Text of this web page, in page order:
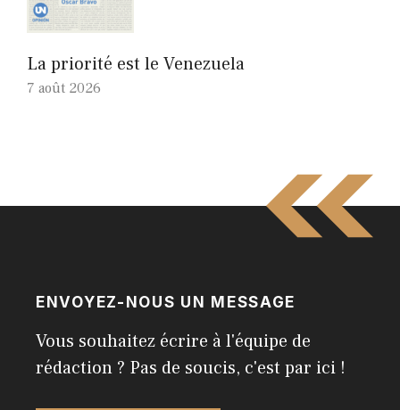
La priorité est le Venezuela
7 août 2026
ENVOYEZ-NOUS UN MESSAGE
Vous souhaitez écrire à l'équipe de
rédaction ? Pas de soucis, c'est par ici !